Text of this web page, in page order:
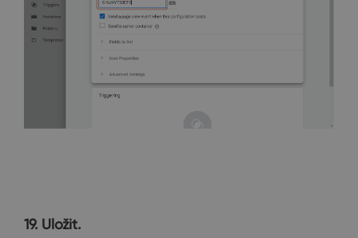
19. Uložit.